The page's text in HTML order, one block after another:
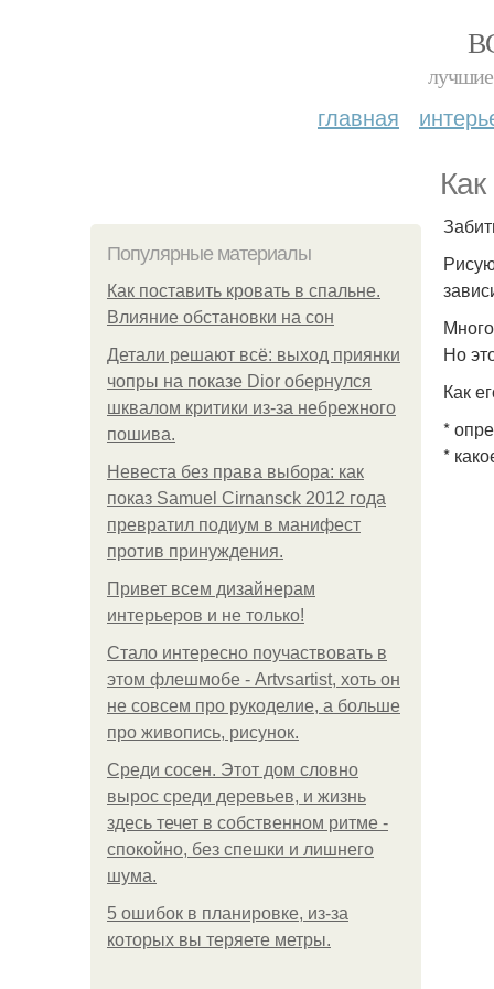
лучшие
главная
Популярные материалы
Как поставить кровать в спальне.
Влияние обстановки на сон
Детали решают всё: выход приянки
чопры на показе Dior обернулся
шквалом критики из-за небрежного
пошива.
Невеста без права выбора: как
показ Samuel Cirnansck 2012 года
превратил подиум в манифест
против принуждения.
Привет всем дизайнерам
интерьеров и не только!
Стало интересно поучаствовать в
этом флешмобе - Artvsartist, хоть он
не совсем про рукоделие, а больше
про живопись, рисунок.
Среди сосен. Этот дом словно
вырос среди деревьев, и жизнь
здесь течет в собственном ритме -
спокойно, без спешки и лишнего
шума.
5 ошибок в планировке, из-за
которых вы теряете метры.
Но
Как
*
*